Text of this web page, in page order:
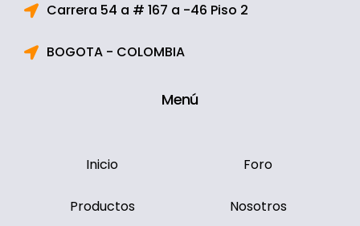
Carrera 54 a # 167 a -46 Piso 2
BOGOTA - COLOMBIA
Menú
Inicio
Productos
Foro
Nosotros